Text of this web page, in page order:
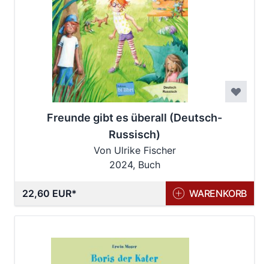
Freunde gibt es überall (Deutsch-
Russisch)
Von Ulrike Fischer
2024, Buch
22,60 EUR WARENKORB